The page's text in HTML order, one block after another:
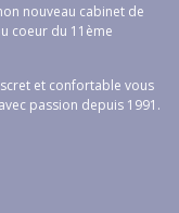
nouveau cabinet de
coeur du 11ème
et confortable vous
passion depuis 1991.